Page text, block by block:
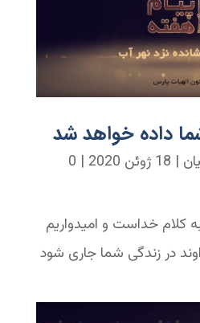
داده خواهد شد
| 18 ژوئن 2020
| 0
کلام خداست و امیدواریم
در زندگی شما جاری شود